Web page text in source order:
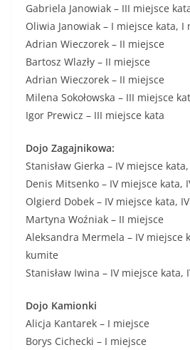
Gabriela Janowiak – III miejsce
Oliwia Janowiak – I miejsce kata, I
Adrian Wieczorek – II miejsce
Bartosz Wlazły – II miejsce
Adrian Wieczorek – II miejsce
Milena Sokołowska – III miejsce
Igor Prewicz – III miejsce kata
Dojo Zagajnikowa:
Stanisław Gierka – IV miejsce
Denis Mitsenko – IV miejsce kata,
Olgierd Dobek – IV miejsce kata,
Martyna Woźniak – II miejsce
Aleksandra Mermela – IV miejsce
kumite
Stanisław Iwina – IV miejsce kata,
Dojo Kamionki
Alicja Kantarek – I miejsce
Borys Cichecki – I miejsce